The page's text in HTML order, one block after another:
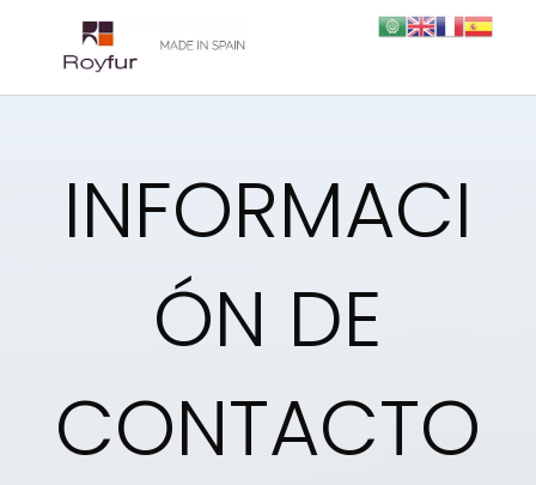
INFORMACI
ÓN DE
CONTACTO